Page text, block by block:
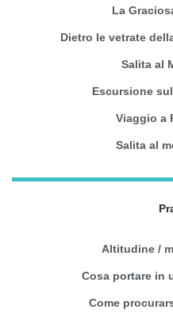
La
Dietro le vetrate
Salita al
Escursione
Viaggio a
Salita al
Altitudine /
Cosa portare in
Come